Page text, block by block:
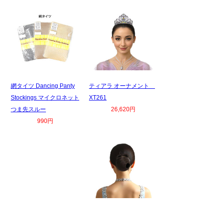
網タイツ Dancing Panty
Stockings マイクロネット
つま先スルー
990円
ティアラ オーナメント
XT261
26,620円